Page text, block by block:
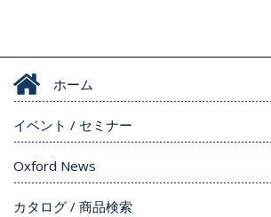
ホーム
イベント / セミナー
Oxford News
カタログ / 商品検索